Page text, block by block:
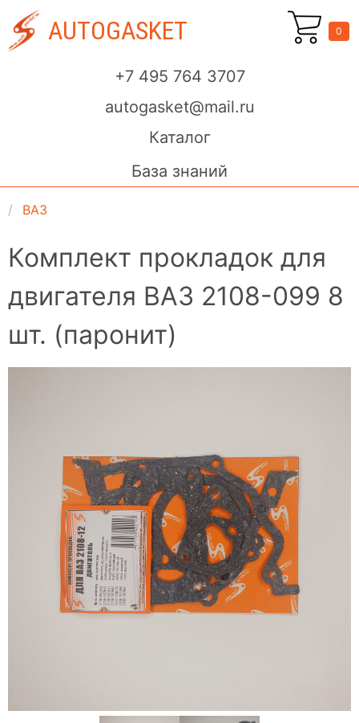
AUTOGASKET
+7 495 764 3707
autogasket@mail.ru
Каталог
База знаний
0
ВАЗ
Комплект прокладок для
двигателя ВАЗ 2108-099 8
шт. (паронит)